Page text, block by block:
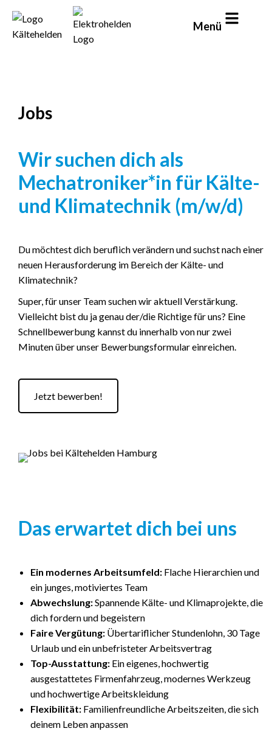
Menü
Jobs
Wir suchen dich als
Mechatroniker*in für Kälte-
und Klimatechnik (m/w/d)
Du möchtest dich beruflich verändern und suchst nach einer
neuen Herausforderung im Bereich der Kälte- und
Klimatechnik?
Super, für unser Team suchen wir aktuell Verstärkung.
Vielleicht bist du ja genau der/die Richtige für uns? Eine
Schnellbewerbung kannst du innerhalb von nur zwei
Minuten über unser Bewerbungsformular einreichen.
Jetzt bewerben!
Das erwartet dich bei uns
Ein modernes Arbeitsumfeld: Flache Hierarchien und
ein junges, motiviertes Team
Abwechslung:Spannende Kälte- und Klimaprojekte, die
dich fordern und begeistern
Faire Vergütung: Übertariflicher Stundenlohn, 30 Tage
Urlaub und ein unbefristeter Arbeitsvertrag
Top-Ausstattung: Ein eigenes, hochwertig
ausgestattetes Firmenfahrzeug, modernes Werkzeug
und hochwertige Arbeitskleidung
Flexibilität: Familienfreundliche Arbeitszeiten, die sich
deinem Leben anpassen